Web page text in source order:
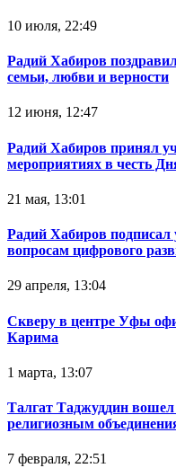
10 июля, 22:49
Радий Хабиров
семьи, любви и верности
12 июня, 12:47
Радий Хабиров принял
мероприятиях в честь
21 мая, 13:01
Радий Хабиров подписал
вопросам цифрового
29 апреля, 13:04
Скверу в центре Уфы
Карима
1 марта, 13:07
Талгат Таджуддин
религиозным
7 февраля, 22:51